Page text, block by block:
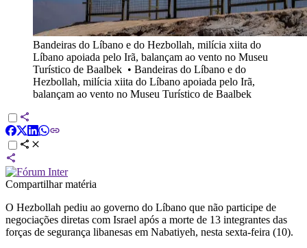
Bandeiras do Líbano e do Hezbollah, milícia xiita do
Líbano apoiada pelo Irã, balançam ao vento no Museu
Turístico de Baalbek • Bandeiras do Líbano e do
Hezbollah, milícia xiita do Líbano apoiada pelo Irã,
balançam ao vento no Museu Turístico de Baalbek
Compartilhar matéria
O Hezbollah pediu ao governo do Líbano que não participe de
negociações diretas com Israel após a morte de 13 integrantes das
forças de segurança libanesas em Nabatiyeh, nesta sexta-feira (10).